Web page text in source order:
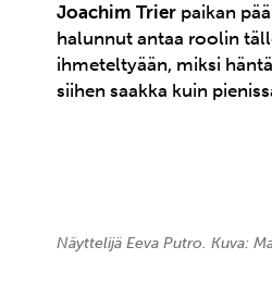
Joachim Trier paikan
halunnut antaa roolin
ihmeteltyään, miksi
siihen saakka kuin
Näyttelijä Eeva Putro. Kuva: